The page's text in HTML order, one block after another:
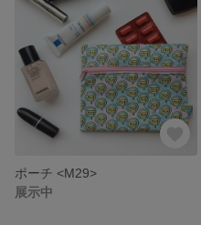
ポーチ <M29>
展示中